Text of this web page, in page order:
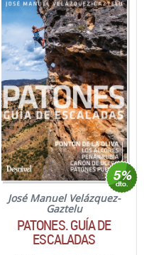
José Manuel Velázquez-
Gaztelu
PATONES. GUÍA DE
ESCALADAS